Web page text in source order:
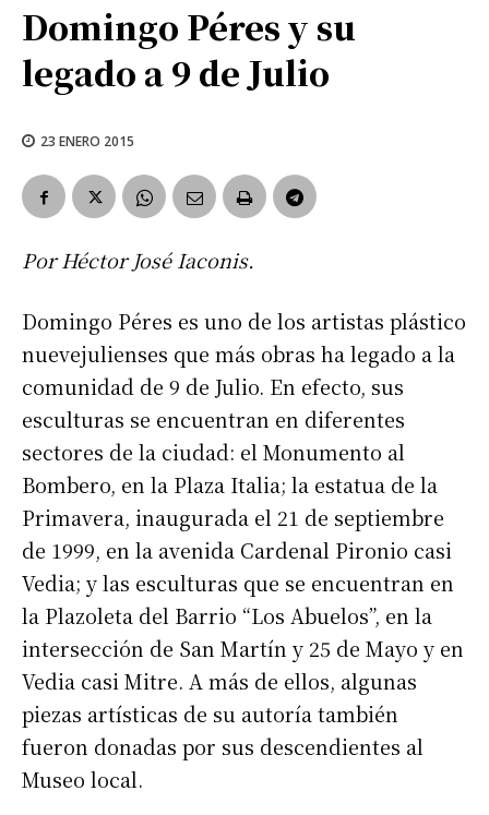
Domingo Péres y su
legado a 9 de Julio
23 ENERO 2015
Por Héctor José Iaconis.
Domingo Péres es uno de los artistas plástico
nuevejulienses que más obras ha legado a la
comunidad de 9 de Julio. En efecto, sus
esculturas se encuentran en diferentes
sectores de la ciudad: el Monumento al
Bombero, en la Plaza Italia; la estatua de la
Primavera, inaugurada el 21 de septiembre
de 1999, en la avenida Cardenal Pironio casi
Vedia; y las esculturas que se encuentran en
la Plazoleta del Barrio “Los Abuelos”, en la
intersección de San Martín y 25 de Mayo y en
Vedia casi Mitre. A más de ellos, algunas
piezas artísticas de su autoría también
fueron donadas por sus descendientes al
Museo local.